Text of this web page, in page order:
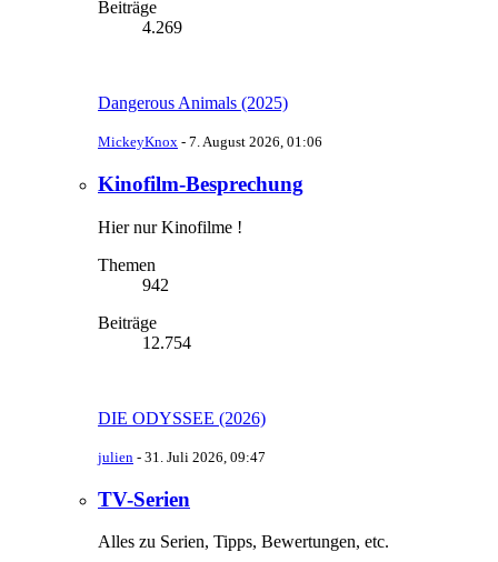
Beiträge
4.269
Dangerous Animals (2025)
MickeyKnox - 7. August 2026, 01:06
Kinofilm-Besprechung
Hier nur Kinofilme !
Themen
942
Beiträge
12.754
DIE ODYSSEE (2026)
julien - 31. Juli 2026, 09:47
TV-Serien
Alles zu Serien, Tipps, Bewertungen, etc.